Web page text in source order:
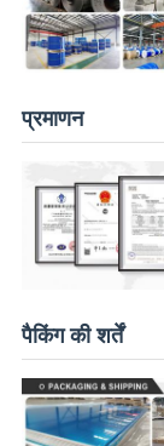
प्रमाणन
पैकिंग की शर्तें